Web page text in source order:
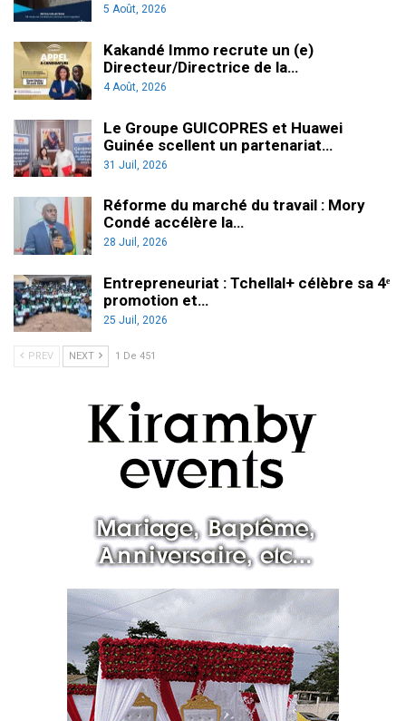
5 Août, 2026
Kakandé Immo recrute un (e)
Directeur/Directrice de la…
4 Août, 2026
Le Groupe GUICOPRES et Huawei
Guinée scellent un partenariat…
31 Juil, 2026
Réforme du marché du travail : Mory
Condé accélère la…
28 Juil, 2026
Entrepreneuriat : Tchellal+ célèbre sa 4ᵉ
promotion et…
25 Juil, 2026
PREV NEXT 1 De 451